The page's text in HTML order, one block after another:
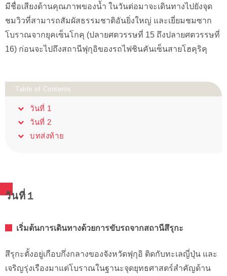
มีชื่อเสียงด้านคุณภาพของน้ำ ในวันต่อมาจะเดินทางไปยังจุด
ชมวิวที่สามารถสัมผัสธรรมชาติอันยิ่งใหญ่ และเยี่ยมชมซาก
โบราณจากยุคเซ็นโกคุ (ปลายศตวรรษที่ 15 ถึงปลายศตวรรษที่
16) ก่อนจะไปถึงสถานีฟุกุอิของรถไฟชินคันเซ็นสายโฮคุริคุ
Table of Contents
วันที่ 1
วันที่ 2
บทส่งท้าย
วันที่１
เริ่มต้นการเดินทางด้วยการขับรถจากสถานีสึรุกะ
สึรุกะตั้งอยู่เกือบกึ่งกลางของจังหวัดฟุกุอิ ติดกับทะเลญี่ปุ่น และ
เจริญรุ่งเรืองมาแต่โบราณในฐานะจุดยุทธศาสตร์สำคัญด้าน